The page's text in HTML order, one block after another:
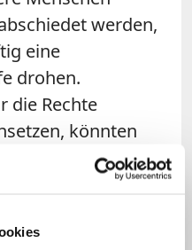
werden,
eine
drohen.
die Rechte
könnten
gemäß der